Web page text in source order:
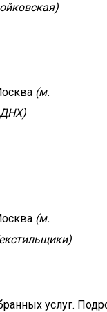
(м.
(м.
услуг.